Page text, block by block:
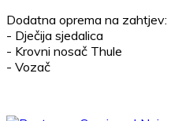
Dodatna oprema na zahtjev:
- Dječija sjedalica
- Krovni nosač Thule
- Vozač